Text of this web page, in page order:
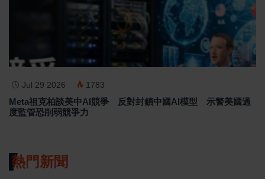
Jul 29 2026 1783
Meta祖克柏談美中AI競爭 反對封鎖中國AI模型 示警美國過
度監管恐削弱競爭力
熱門新聞